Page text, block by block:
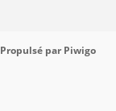
Propulsé par Piwigo